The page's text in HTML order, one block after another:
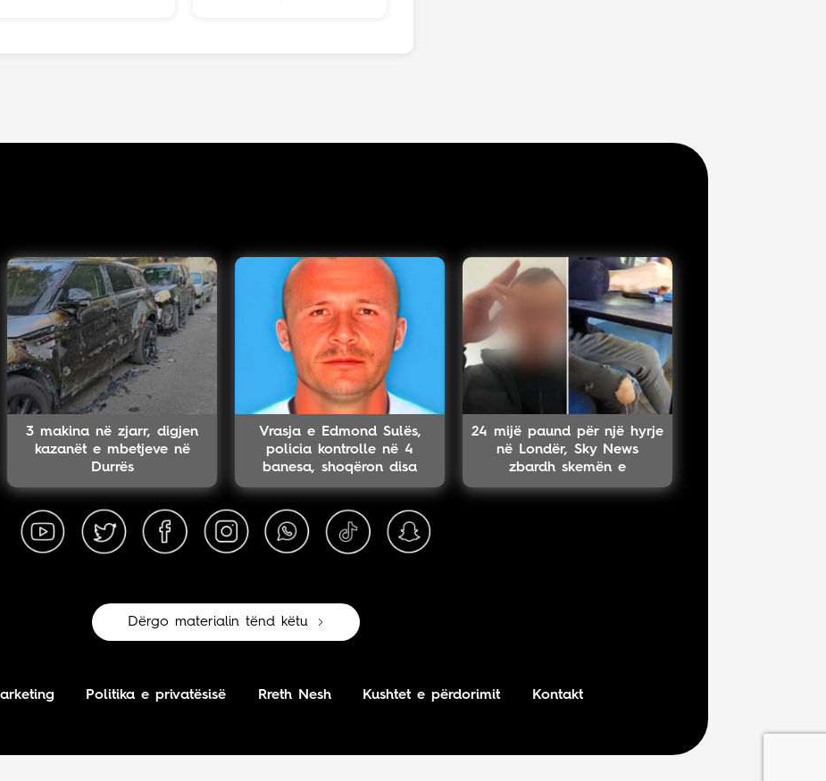
3 makina në zjarr, digjen
kazanët e mbetjeve në
Durrës
Vrasja e Edmond Sulës,
policia kontrolle në 4
banesa, shoqëron disa
persona
24 mijë paund për një hyrje
në Londër, Sky News
zbardh skemën e
kontrabandistit shqiptar
Dërgo materialin tënd këtu
Politika e privatësisë Rreth Nesh Kushtet e përdorimit Kontakt